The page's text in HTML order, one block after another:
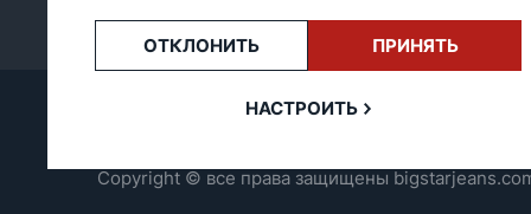
Copyright © все права защищены
ОТКЛОНИТЬ ПРИНЯТЬ
НАСТРОИТЬ